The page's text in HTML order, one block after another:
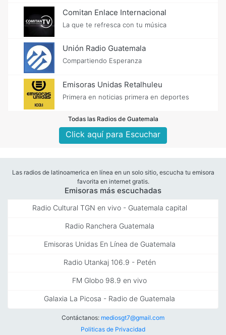
Comitan Enlace Internacional
La que te refresca con tu música
Unión Radio Guatemala
Compartiendo Esperanza
Emisoras Unidas Retalhuleu
Primera en noticias primera en deportes
Todas las Radios de Guatemala
Click aquí para Escuchar
Las radios de latinoamerica en línea en un solo sitio, escucha tu emisora
favorita en internet gratis.
Emisoras más escuchadas
Radio Cultural TGN en vivo - Guatemala capital
Radio Ranchera Guatemala
Emisoras Unidas En Línea de Guatemala
Radio Utankaj 106.9 - Petén
FM Globo 98.9 en vivo
Galaxia La Picosa - Radio de Guatemala
Contáctanos: mediosgt7@gmail.com
Politicas de Privacidad